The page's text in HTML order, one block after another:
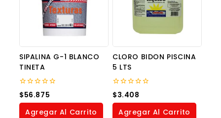
SIPALINA G-1 BLANCO
TINETA
0
out
of
$56.875
Agregar Al Carrito
CLORO BIDON PISCINA
5 LTS
0
out
of
$3.408
Agregar Al Carrito